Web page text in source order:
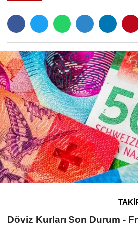
Döviz Kurları Son Durum -